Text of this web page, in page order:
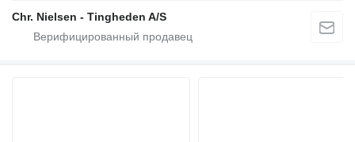
Chr. Nielsen - Tingheden A/S